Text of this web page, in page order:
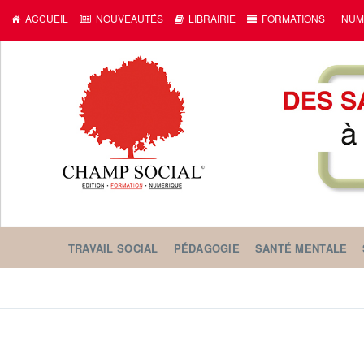
ACCUEIL NOUVEAUTÉS LIBRAIRIE FORMATIONS
TRAVAIL SOCIAL PÉDAGOGIE SANTÉ MENTALE